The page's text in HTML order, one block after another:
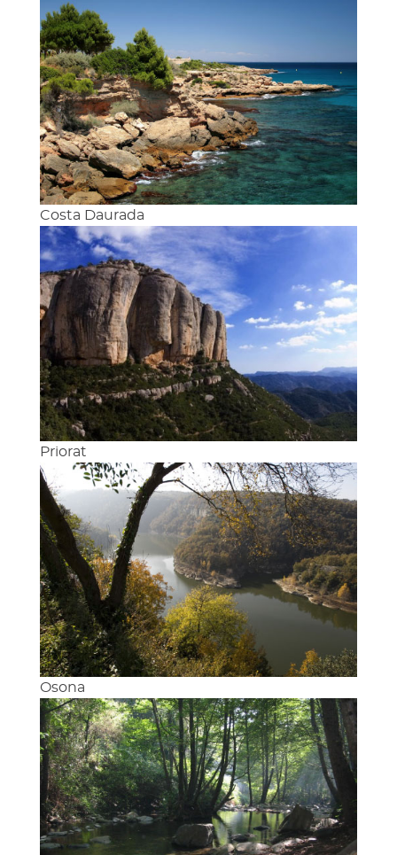
Costa Daurada
Priorat
Osona